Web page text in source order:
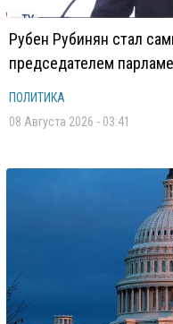
Рубен Рубинян стал
председателем
ПОЛИТИКА
08 Августа 2026 - 03:41